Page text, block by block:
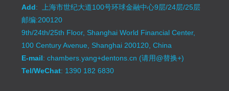
Add: 上海市世纪大道100号环球金融中心9层/24层/25层
邮编:200120
9th/24th/25th Floor, Shanghai World Financial Center,
100 Century Avenue, Shanghai 200120, China
E-mail: chambers.yang+dentons.cn (请用@替换+)
Tel/WeChat: 1390 182 6830